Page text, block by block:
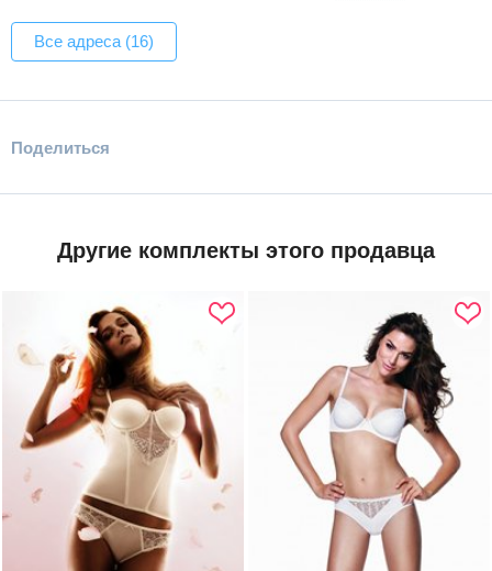
Все адреса (16)
Поделиться
Другие комплекты этого продавца